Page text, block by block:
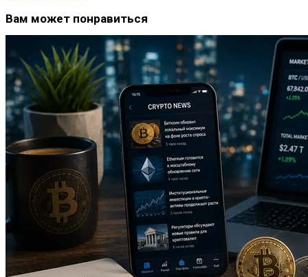
Вам может понравиться